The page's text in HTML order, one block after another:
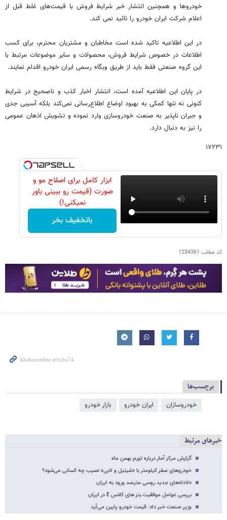
خودروها و همچنین انتشار خبر شرایط فروش با قیمت‌های غلط قبل از
اعلام شرکت ایران خودرو را تائید نمی کند.
در این اطلاعیه تاکید شده است‌ مخاطبان و مشتریان محترم، برای کسب
اطلاعات در خصوص شرایط فروش، محصولات و سایر موضوعات مرتبط با
این گروه صنعتی فقط باید از طریق وبگاه رسمی ایران خودرو اقدام نمایند.
در پایان این اطلاعیه آمده است، انتشار اخبار کذب و ناصحیح در شرایط
کنونی نه تنها کمکی به بهبود اوضاع اطلاع‌رسانی نمی‌کند بلکه آسیبی جدی
و جبران ناپذیر به صنعت خودروسازی وارد نموده و تشویش اذهان عمومی
را نیز به دنبال دارد.
۱۷۲۳۱
ابزار کامل برای اصلاح مو و
صورت (قیمت رو ببینی باور
نمیکنی!)
باتخفیف بخر
کد مطلب 1234361
برچسب‌ها
خودروسازان ایران خودرو بازار خودرو
خبرهای مرتبط
گزارش مرکز آمار درباره تورم بهمن ماه
خودروهای صفر کیلومتر با «شیتیل و لابی» نصیب چه کسانی می‌شود؟
«لادا»های جدید روسی مترصد ورود به ایران
بررسی عوامل موفقیت بنز های کلاس E در ایران
وزیر صنعت خبر داد: قیمت خودرو پایین می‌آید